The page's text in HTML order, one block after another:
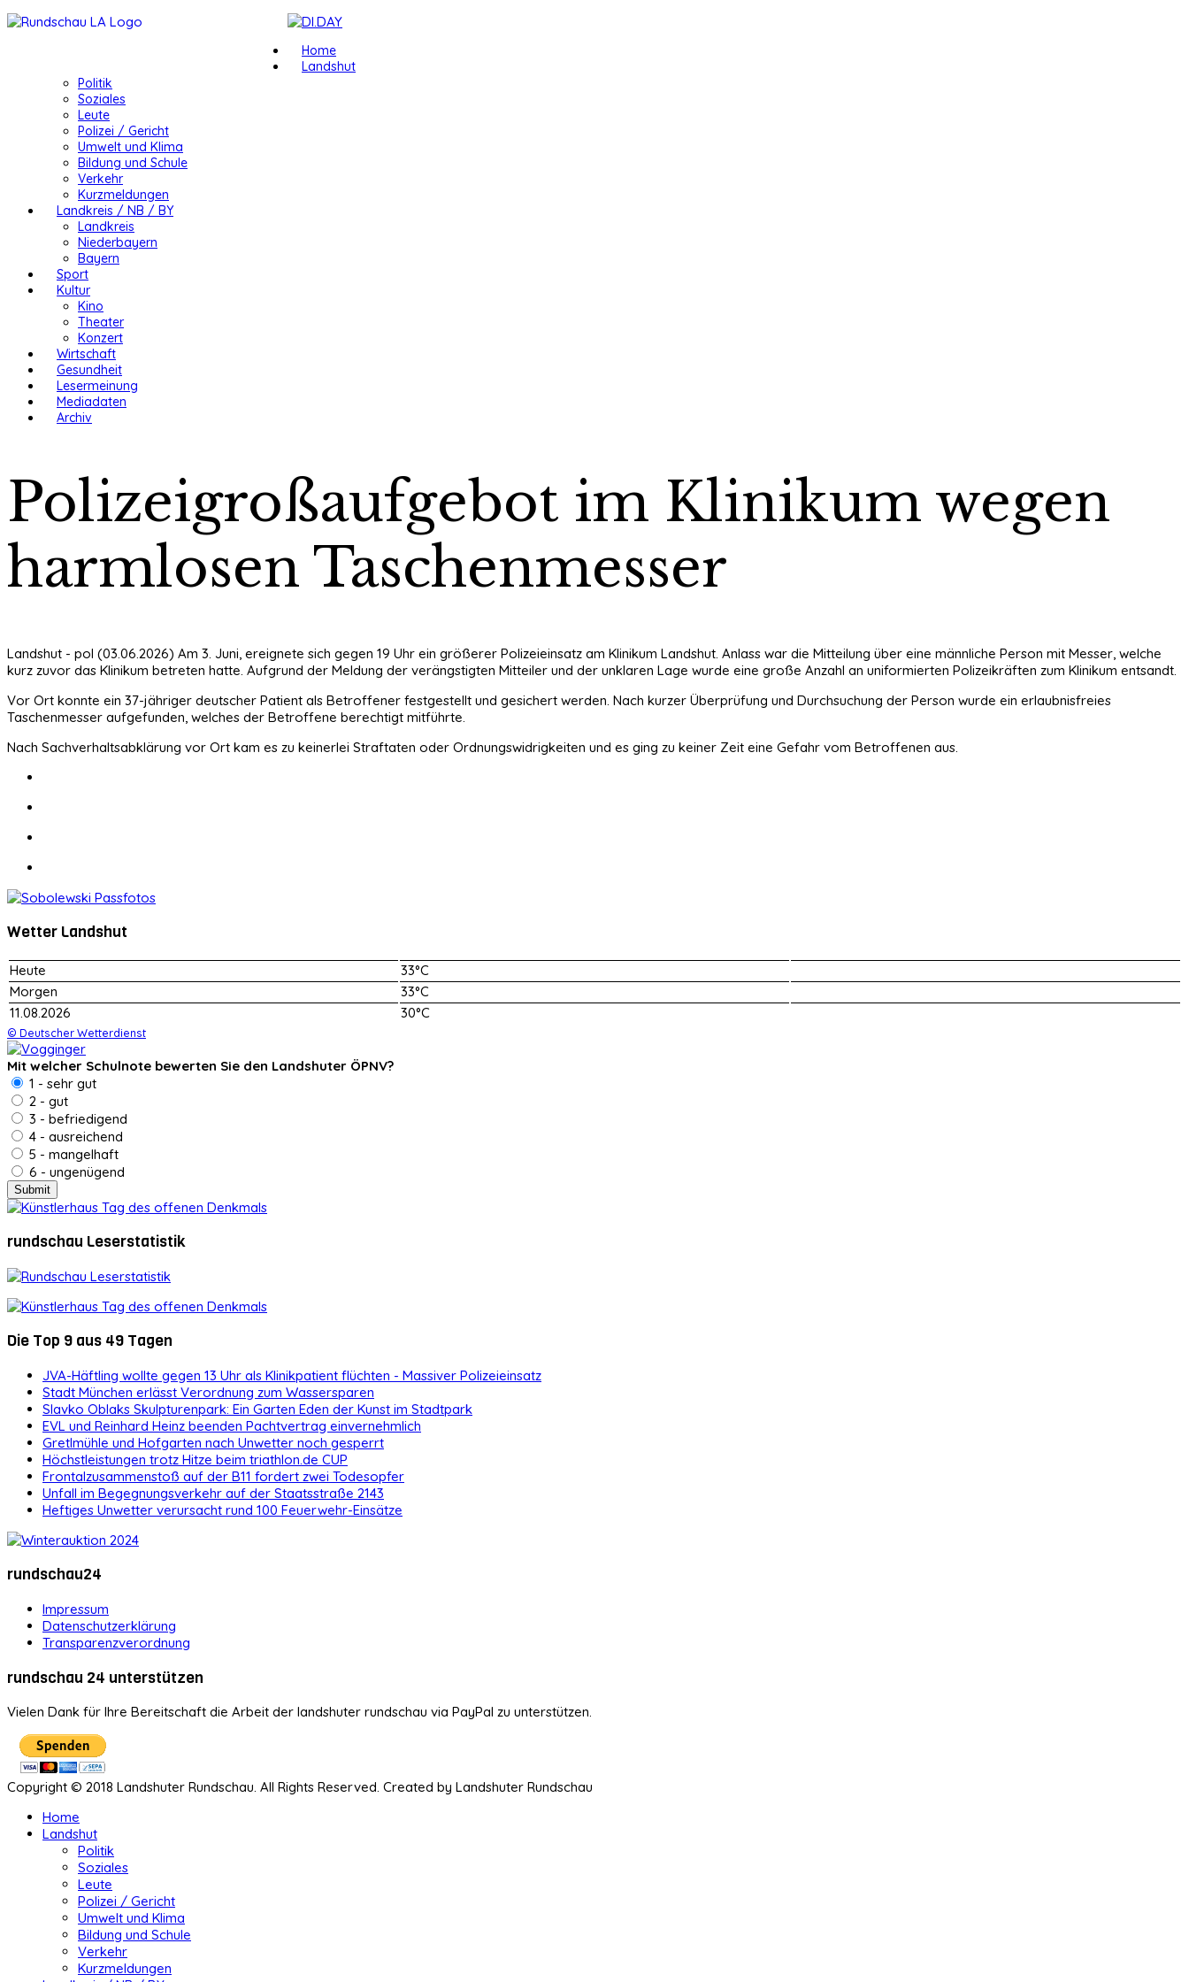
Home
Landshut
Politik
Soziales
Leute
Polizei / Gericht
Umwelt und Klima
Bildung und Schule
Verkehr
Kurzmeldungen
Landkreis / NB / BY
Landkreis
Niederbayern
Bayern
Sport
Kultur
Kino
Theater
Konzert
Wirtschaft
Gesundheit
Lesermeinung
Mediadaten
Archiv
Polizeigroßaufgebot im Klinikum wegen
harmlosen Taschenmesser
Landshut - pol (03.06.2026) Am 3. Juni, ereignete sich gegen 19 Uhr ein größerer Polizeieinsatz am Klinikum Landshut. Anlass war die Mitteilung über eine männliche Person mit Messer, welche
kurz zuvor das Klinikum betreten hatte. Aufgrund der Meldung der verängstigten Mitteiler und der unklaren Lage wurde eine große Anzahl an uniformierten Polizeikräften zum Klinikum entsandt.
Vor Ort konnte ein 37-jähriger deutscher Patient als Betroffener festgestellt und gesichert werden. Nach kurzer Überprüfung und Durchsuchung der Person wurde ein erlaubnisfreies
Taschenmesser aufgefunden, welches der Betroffene berechtigt mitführte.
Nach Sachverhaltsabklärung vor Ort kam es zu keinerlei Straftaten oder Ordnungswidrigkeiten und es ging zu keiner Zeit eine Gefahr vom Betroffenen aus.
Wetter Landshut
Heute
33°C
Morgen
33°C
11.08.2026
30°C
© Deutscher Wetterdienst
Mit welcher Schulnote bewerten Sie den Landshuter ÖPNV?
1 - sehr gut
2 - gut
3 - befriedigend
4 - ausreichend
5 - mangelhaft
6 - ungenügend
rundschau Leserstatistik
Die Top 9 aus 49 Tagen
JVA-Häftling wollte gegen 13 Uhr als Klinikpatient flüchten - Massiver Polizeieinsatz
Stadt München erlässt Verordnung zum Wassersparen
Slavko Oblaks Skulpturenpark: Ein Garten Eden der Kunst im Stadtpark
EVL und Reinhard Heinz beenden Pachtvertrag einvernehmlich
Gretlmühle und Hofgarten nach Unwetter noch gesperrt
Höchstleistungen trotz Hitze beim triathlon.de CUP
Frontalzusammenstoß auf der B11 fordert zwei Todesopfer
Unfall im Begegnungsverkehr auf der Staatsstraße 2143
Heftiges Unwetter verursacht rund 100 Feuerwehr-Einsätze
rundschau24
Impressum
Datenschutzerklärung
Transparenzverordnung
rundschau 24 unterstützen
Vielen Dank für Ihre Bereitschaft die Arbeit der landshuter rundschau via PayPal zu unterstützen.
Copyright © 2018 Landshuter Rundschau. All Rights Reserved. Created by Landshuter Rundschau
Home
Landshut
Politik
Soziales
Leute
Polizei / Gericht
Umwelt und Klima
Bildung und Schule
Verkehr
Kurzmeldungen